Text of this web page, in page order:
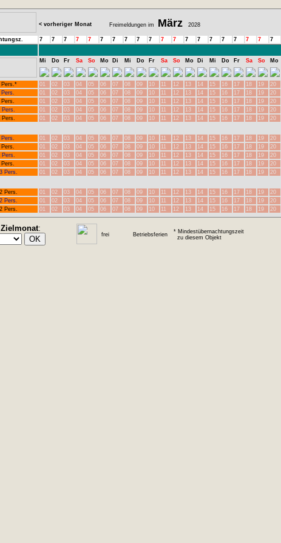
< vorheriger Monat Freimeldungen im März 2028
7 7 7 7 7 7 7 7 7 7 7 7 7 7 7 7 7 7 7 7
Mi Do Fr Sa So Mo Di Mi Do Fr Sa So Mo Di Mi Do Fr Sa So Mo
Pers.* 01 02 03 04 05 06 07 08 09 10 11 12 13 14 15 16 17 18 19
20
Pers. 01 02 03 04 05 06 07 08 09 10 11 12 13 14 15 16 17 18 19
20
Pers. 01 02 03 04 05 06 07 08 09 10 11 12 13 14 15 16 17 18 19
20
Pers. 01 02 03 04 05 06 07 08 09 10 11 12 13 14 15 16 17 18 19
20
Pers. 01 02 03 04 05 06 07 08 09 10 11 12 13 14 15 16 17 18 19 20
Pers. 01 02 03 04 05 06 07 08 09 10 11 12 13 14 15 16 17 18 19
20
Pers. 01 02 03 04 05 06 07 08 09 10 11 12 13 14 15 16 17 18 19
20
Pers. 01 02 03 04 05 06 07 08 09 10 11 12 13 14 15 16 17 18 19
20
Pers. 01 02 03 04 05 06 07 08 09 10 11 12 13 14 15 16 17 18 19
20
Pers. 01 02 03 04 05 06 07 08 09 10 11 12 13 14 15 16 17 18 19 20
Pers. 01 02 03 04 05 06 07 08 09 10 11 12 13 14 15 16 17 18 19
20
Pers. 01 02 03 04 05 06 07 08 09 10 11 12 13 14 15 16 17 18 19
20
Pers. 01 02 03 04 05 06 07 08 09 10 11 12 13 14 15 16 17 18 19 20
Zielmonat:
frei Betriebsferien
* Mindestübernachtungszeit
zu diesem Objekt